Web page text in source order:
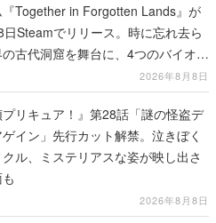
『Together in Forgotten Lands』が
Steamでリリース。時に忘れ去ら
古代洞窟を舞台に、4つのバイオー
2026年8月8日
プリキュア！』第28話「謎の怪盗デ
イン」先行カット解禁。泣きぼく
ル、ミステリアスな姿が映し出さ
2026年8月8日